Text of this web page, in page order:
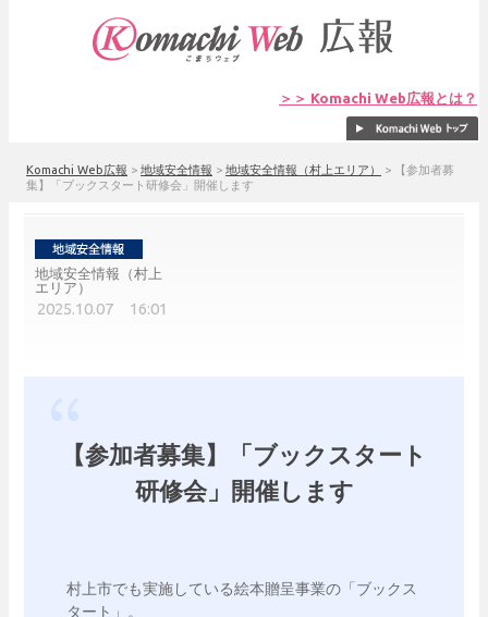
＞＞ Komachi Web広報とは？
Komachi Web広報 > 地域安全情報 > 地域安全情報（村上エリア） >
【参加者募
集】「ブックスタート研修会」開催します
地域安全情報（村上
エリア）
2025.10.07 16:01
【参加者募集】「ブックスタート
研修会」開催します
村上市でも実施している絵本贈呈事業の「ブックス
タート」。